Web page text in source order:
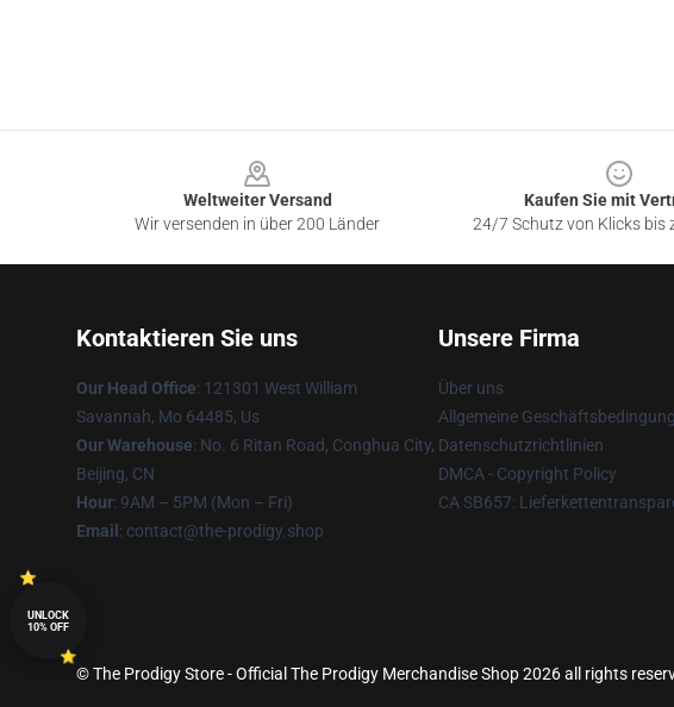
Weltweiter Versand
Wir versenden in über 200 Länder
Kaufen Sie mit
24/7 Schutz von Klicks bis
Kontaktieren Sie uns
Our Head Office: 121301 West William
Savannah, Mo 64485, Us
Our Warehouse: No. 6 Ritan Road, Conghua City,
Beijing, CN
Hour: 9AM – 5PM (Mon – Fri)
Email : contact@the-prodigy.shop
Unsere Firma
Über uns
Allgemeine
Datenschutzrichtlinien
DMCA - Copyright Policy
CA SB657:
© The Prodigy Store - Official The Prodigy Merchandise Shop 2026 all rights
UNLOCK
10% OFF